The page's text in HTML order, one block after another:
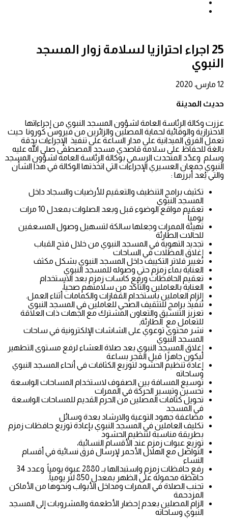
25 اجراء احترازيا لسلامة زوار المسجد
النبوي
12 مارس، 2020
حديث المدينة
عززت وكالة الرئاسة العامة لشؤون المسجد النبوي من إجراءاتها
الاحترازية والوقائية لحماية المصلين والزائرين من فيروس كورونا حيث
تعمل الفرق الميدانية على مدار الساعة على تنفيذ الإجراءات بدقة
بالغة للحفاظ على سلامة قاصدي مسجد المصطفى صلى الله عليه
وسلم وعدّد المتحدث الرسمي بوكالة الرئاسة العامة لشؤون المسجد
النبوي جمعان العسيري الإجراءات التي اتخذتها الوكالة في هذا الشأن
والتي يُعد أبرزها :
تكثيف برامج التنظيف والتعقيم للأرضيات والسجاد داخل
المسجد النبوي
تعقيم مواقع الوضوء قبل وبعد الصلوات بمعدل 10 مرات
يومياً
تهيئة الممرات وجعلها سالكة لتسهيل وصول المسعفين
للحالات الطارئة
تجديد التهوية في المسجد النبوي من خلال فتح القباب
إغلاق المظلات في الساحات
تغيير فلاتر التكييف داخل المسجد النبوي بشكل مكثف
العناية بماء زمزم حتى وصوله للمسجد النبوي
تعقيم الحافظات ورفع كاسات زمزم بعد الاستخدام
العناية بالعاملين والتأكد من سلامتهم صحياً،
إلزام العاملين باستخدام القفازات والكمامات أثناء العمل.
تنفيذ برامج للتثقيف الصحي للعاملين في المسجد النبوي
تعزيز التنسيق والتعاون المشترك مع الجهات ذات العلاقة
للتعامل مع الطارئة,
نشر محتوى توعوي على الشاشات الإلكترونية في ساحات
المسجد النبوي
إغلاق المسجد النبوي بعد صلاة العشاء لرفع مستوى التطهير
ليكون جاهزًا قبل الفجر بساعة
إعادة تنظيم الحشود لتوزيع الكثافات في أنحاء المسجد النبوي
وساحاته
توسيع المسافة بين الصفوف لاستخدام المساحات الواسعة
تحسين وتيسير الحركة في الممرات
تحويل كثافات المصلين من الحرم القديم للمساحات الواسعة
في المسجد
مضاعفة جهود التوعية والارشاد بعدة وسائل
تكليف العاملين في المسجد النبوي بإعادة توزيع حافظات زمزم
بطريقة مناسبة لتنظيم الحشود
توزيع عبوات زمزم عند الأقسام النسائية،
التواصل مع الهلال الأحمر لإرسال فرق نسائية في أقسام
النساء
رفع حافظات زمزم واستبدالها بـ 2880 عبوة يومياً وعدد 34
حافظة محمولة على الظهر بمعدل 850 لتر يومياً.
تجنب الصلاة في الممرات ومداخل الأبواب ونحوها من الأماكن
المزدحمة
الزام المصلين بعدم إحضار الأطعمة والمشروبات إلى المسجد
النبوي وساحاته